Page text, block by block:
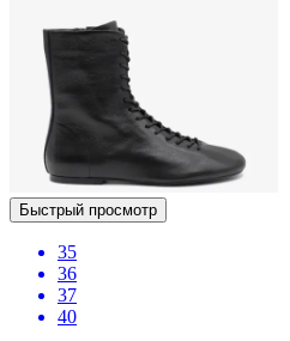
Быстрый просмотр
35
36
37
40